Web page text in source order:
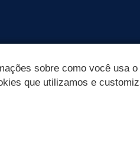
sobre como você usa
que utilizamos e